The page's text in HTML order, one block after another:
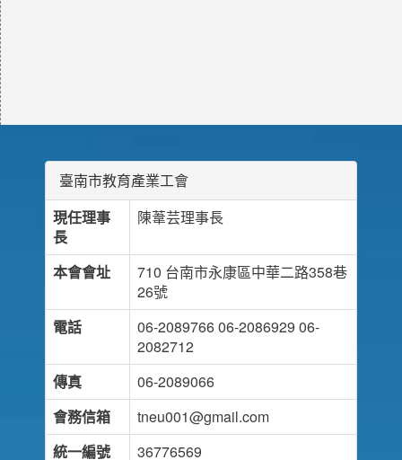
臺南市教育產業工會
現任理事
長
陳葦芸理事長
本會會址
710 台南市永康區中華二路358巷
26號
電話
06-2089766 06-2086929 06-
2082712
傳真
06-2089066
會務信箱
tneu001@gmail.com
統一編號
36776569